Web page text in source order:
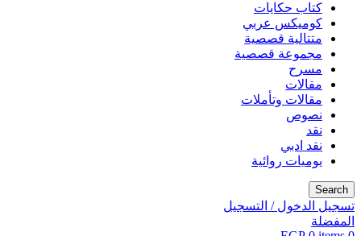
كتاب حكايات
كوميكس عربي
متتالية قصصية
مجموعة قصصية
مسرح
مقالات
مقالات وتأملات
نصوص
نقد
نقد ادبي
يوميات روائية
Search
تسجيل الدخول / التسجيل
المفضلة